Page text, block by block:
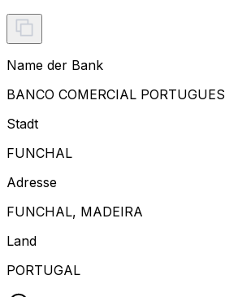
Name der Bank
BANCO COMERCIAL PORTUGUES
Stadt
FUNCHAL
Adresse
FUNCHAL, MADEIRA
Land
PORTUGAL